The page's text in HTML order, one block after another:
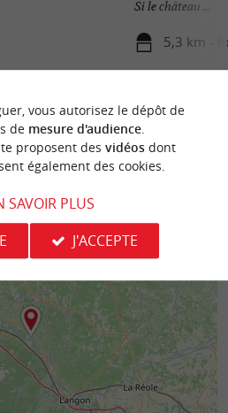
Si le château ...
5,3 km -
vous autorisez le dépôt de
de mesure d'audience.
proposent des vidéosdont
également des cookies.
SAVOIR PLUS
J'ACCEPTE